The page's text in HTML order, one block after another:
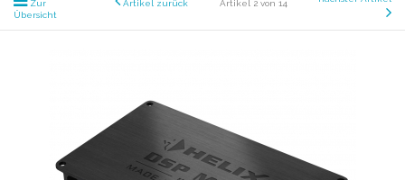
Zur
Übersicht
Artikel zurück Artikel 2 von 14